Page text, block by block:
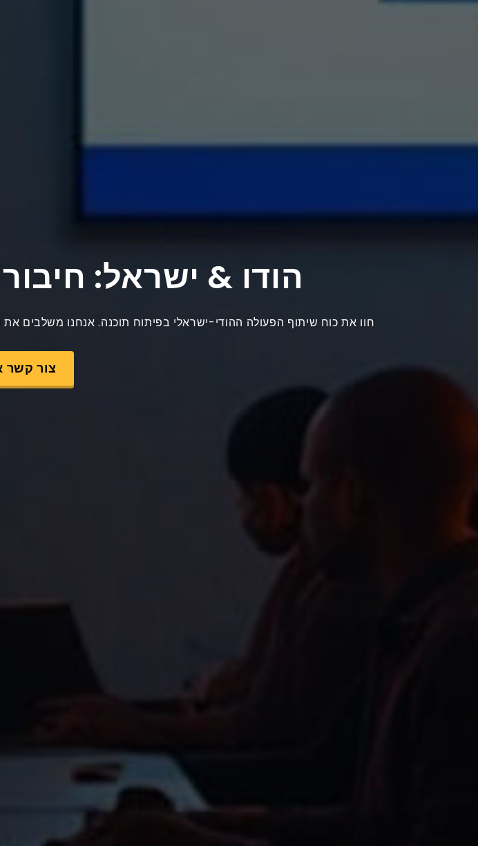
הודו & ישראל:
חוו את כוח שיתוף הפעולה ההודי-ישראלי בפיתוח תוכנה. אנחנו משלבים את
צור קשר